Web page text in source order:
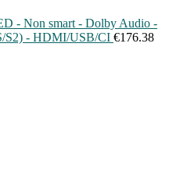
- Non smart - Dolby Audio -
S2) - HDMI/USB/CI €176.38